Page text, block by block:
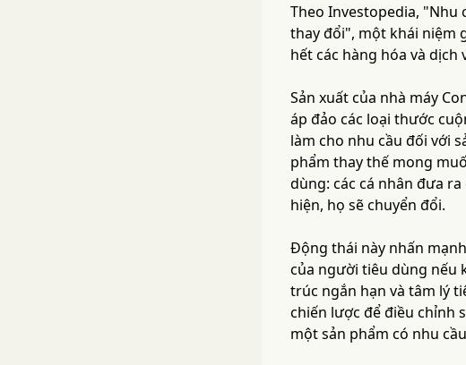
Theo Investopedia, "Nhu
thay đổi", một khái niệm
hết các hàng hóa và
Sản xuất của nhà máy
áp đảo các loại thước
làm cho nhu cầu đối với
phẩm thay thế mong
dùng: các cá nhân đưa
hiện, họ sẽ chuyển đổi.
Động thái này nhấn
của người tiêu dùng nếu
trúc ngắn hạn và tâm lý
chiến lược để điều chỉnh
một sản phẩm có nhu